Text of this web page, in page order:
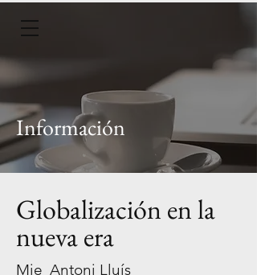
Información
Globalización en la
nueva era
Mie Antoni Lluís